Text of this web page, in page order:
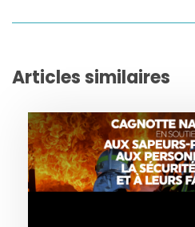
Articles similaires